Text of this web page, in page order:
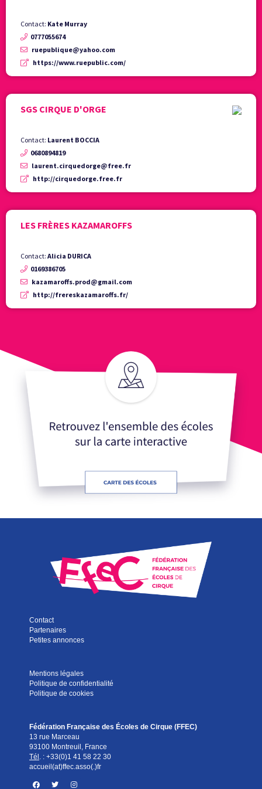
Contact: Kate Murray
0777055674
ruepublique@yahoo.com
https://www.ruepublic.com/
SGS CIRQUE D'ORGE
Contact: Laurent BOCCIA
0680894819
laurent.cirquedorge@free.fr
http://cirquedorge.free.fr
LES FRÈRES KAZAMAROFFS
Contact: Alicia DURICA
0169386705
kazamaroffs.prod@gmail.com
http://frereskazamaroffs.fr/
Contact
Partenaires
Petites annonces
Mentions légales
Politique de confidentialité
Politique de cookies
Fédération Française des Écoles de Cirque (FFEC)
13 rue Marceau
93100 Montreuil, France
Tél . : +33(0)1 41 58 22 30
accueil(at)ffec.asso(.)fr